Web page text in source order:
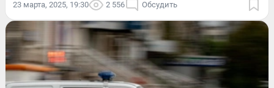
23 марта, 2025, 19:30 2 556 Обсудить